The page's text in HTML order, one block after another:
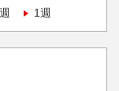
1週